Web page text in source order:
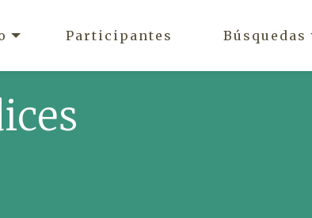
Participantes Búsquedas